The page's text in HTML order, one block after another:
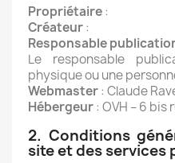
Propriétaire:
Créateur:
Responsable
Le responsable
physique ou une
Webmaster: Claude
Hébergeur: OVH – 6 bis
2. Conditions
site et des services